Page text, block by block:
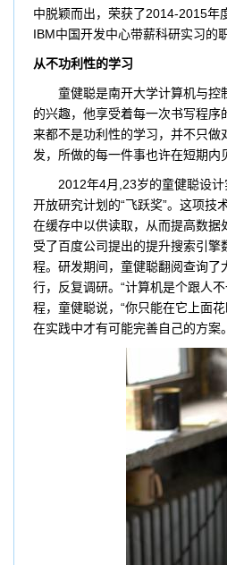
中脱颖而出，荣获了2014-2015年
IBM中国开发中心带薪科研实习的
从不功利性的学习
童健聪是南开大学计算机与控
的兴趣，他享受着每一次书写程
来都不是功利性的学习，并不只做
发，所做的每一件事也许在短期
2012年4月,23岁的童健聪设计
开放研究计划的“飞跃奖”。这项
在缓存中以供读取，从而提高数据
受了百度公司提出的提升搜索引
程。研发期间，童健聪翻阅查询
行，反复调研。“计算机是个跟人
程，童健聪说，“你只能在它上面
在实践中才有可能完善自己的方案